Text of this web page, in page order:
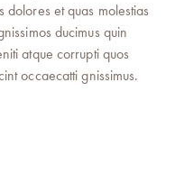
dolores et quas molestias
ducimus quin
atque corrupti quos
occaecatti gnissimus.